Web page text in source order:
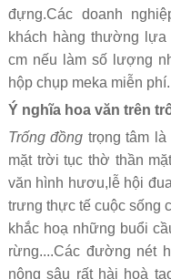
đựng.Các doanh
khách hàng thường
cm nếu làm số lượng
hộp chụp meka miễn phí.
Ý nghĩa hoa văn trên
Trống đồng trọng tâm
mặt trời tục thờ thần
văn hình hươu,lễ hội
trưng thực tế cuộc sống
khắc hoạ những buổi
rừng....Các đường nét
nông sâu rất hài hoà